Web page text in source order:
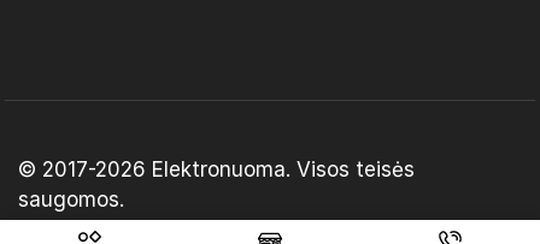
© 2017-2026 Elektronuoma. Visos teisės
saugomos.